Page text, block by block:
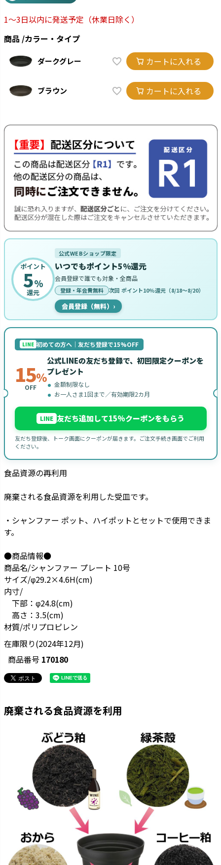
1～3日以内に発送予定 （休業日除く）
商品 カラー・タイプ
ダークグレー カートに入れる
ブラウン カートに入れる
ポイント
5%
還元
公式WEBショップ限定
いつでもポイント5%還元
会員登録で誰でも対象・全商品
登録・年会費無料 次回 ポイント10%還元（8/18〜8/20）
会員登録（無料） ›
LINE 初めての方へ｜友だち登録で15%OFF
15%
OFF
公式LINEの友だち登録で、初回限定クーポンを
プレゼント
金額制限なし
お一人さま1回まで／有効期限2カ月
LINE 友だち追加して15%クーポンをもらう
友だち登録後、トーク画面にクーポンが届きます。ご注文手続き画面でご利用
ください。
食品資源の再利用
廃棄される食品資源を利用した受皿です。
・シャンファー ポット、ハイポットとセットで使用できま
す。
●商品情報●
商品名/シャンファー プレート 10号
サイズ/φ29.2×4.6H(cm)
内寸/
下部：φ24.8(cm)
高さ：3.5(cm)
材質/ポリプロピレン
在庫限り(2024年12月)
商品番号 170180
廃棄される食品資源を利用